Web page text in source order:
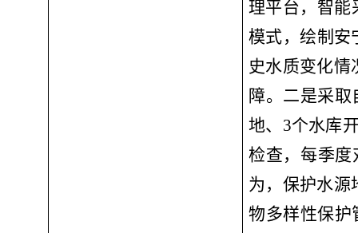
理平台，智能
模式，绘制安
史水质变化情
障。 二是采取
地、3个水库
检查，每季度
为，保护水源
物多样性保护